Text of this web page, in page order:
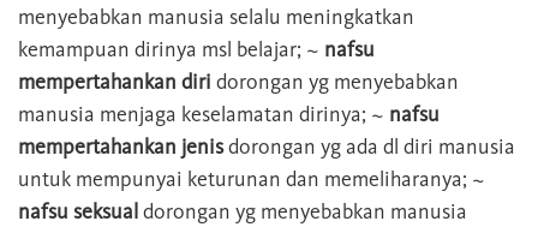
menyebabkan manusia selalu meningkatkan
kemampuan dirinya msl belajar; ~ nafsu
mempertahankan diri dorongan yg menyebabkan
manusia menjaga keselamatan dirinya; ~ nafsu
mempertahankan jenisdorongan yg ada dl diri manusia
untuk mempunyai keturunan dan memeliharanya; ~
nafsu seksualdorongan yg menyebabkan manusia